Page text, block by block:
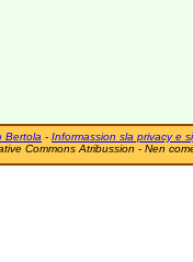
Bertola - Informassion sla privacy e
Commons Atribussion - Nen